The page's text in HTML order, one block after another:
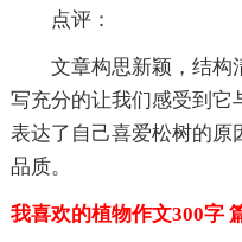
点评：
文章构思新颖，结构
写充分的让我们感受到它
表达了自己喜爱松树的原
品质。
我喜欢的植物作文300字